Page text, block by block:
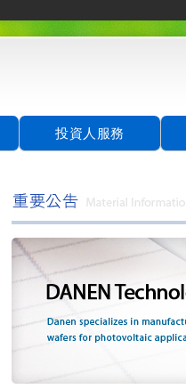
投資人服務